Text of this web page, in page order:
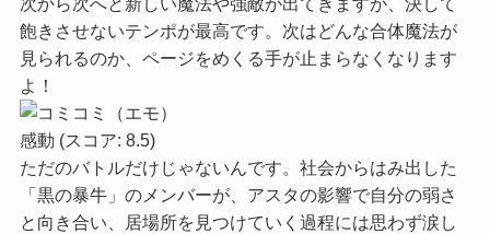
飽きさせないテンポが最高です。次はどんな合体魔法が
見られるのか、ページをめくる手が止まらなくなります
よ！
感動 (スコア: 8.5)
ただのバトルだけじゃないんです。社会からはみ出した
「黒の暴牛」のメンバーが、アスタの影響で自分の弱さ
と向き合い、居場所を見つけていく過程には思わず涙し